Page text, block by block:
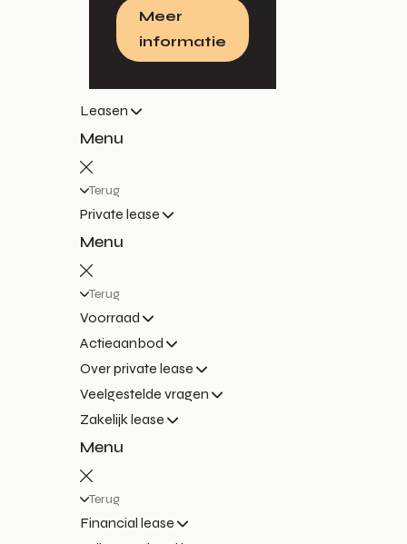
Meer
informatie
Leasen
Menu
Terug
Private lease
Menu
Terug
Voorraad
Actieaanbod
Over private lease
Veelgestelde vragen
Zakelijk lease
Menu
Terug
Financial lease